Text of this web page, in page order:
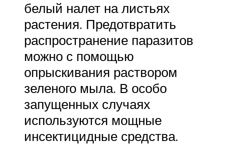
белый налет на листьях
растения. Предотвратить
распространение паразитов
можно с помощью
опрыскивания раствором
зеленого мыла. В особо
запущенных случаях
используются мощные
инсектицидные средства.